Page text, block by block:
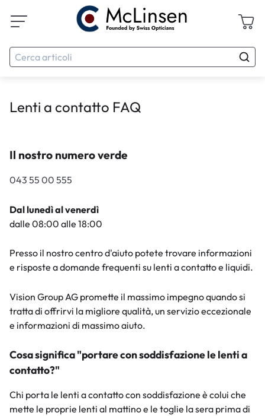
Lenti a contatto FAQ
Il nostro numero verde
043 55 00 555
Dal lunedì al venerdì
dalle 08:00 alle 18:00
Presso il nostro centro d'aiuto potete trovare informazioni
e risposte a domande frequenti su lenti a contatto e liquidi.
Vision Group AG promette il massimo impegno quando si
tratta di offrirvi la migliore qualità, un servizio eccezionale
e informazioni di massimo aiuto.
Cosa significa "portare con soddisfazione le lenti a
contatto?"
Chi porta le lenti a contatto con soddisfazione è colui che
mette le proprie lenti al mattino e le toglie la sera prima di